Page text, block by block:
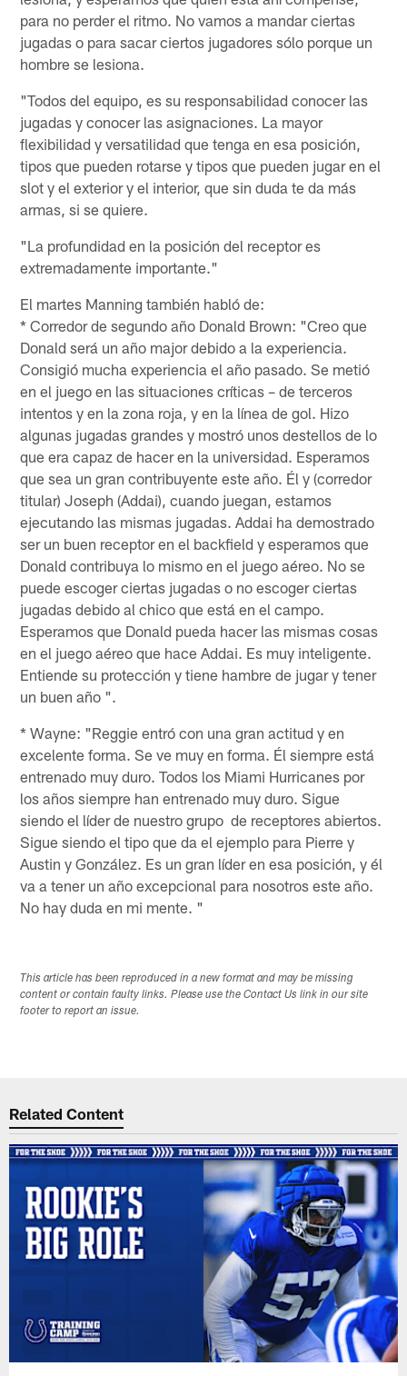
para no perder el ritmo. No vamos a mandar ciertas
jugadas o para sacar ciertos jugadores sólo porque un
hombre se lesiona.
"Todos del equipo, es su responsabilidad conocer las
jugadas y conocer las asignaciones. La mayor
flexibilidad y versatilidad que tenga en esa posición,
tipos que pueden rotarse y tipos que pueden jugar en el
slot y el exterior y el interior, que sin duda te da más
armas, si se quiere.
"La profundidad en la posición del receptor es
extremadamente importante."
El martes Manning también habló de:
* Corredor de segundo año Donald Brown: "Creo que
Donald será un año major debido a la experiencia.
Consigió mucha experiencia el año pasado. Se metió
en el juego en las situaciones críticas – de terceros
intentos y en la zona roja, y en la línea de gol. Hizo
algunas jugadas grandes y mostró unos destellos de lo
que era capaz de hacer en la universidad. Esperamos
que sea un gran contribuyente este año. Él y (corredor
titular) Joseph (Addai), cuando juegan, estamos
ejecutando las mismas jugadas. Addai ha demostrado
ser un buen receptor en el backfield y esperamos que
Donald contribuya lo mismo en el juego aéreo. No se
puede escoger ciertas jugadas o no escoger ciertas
jugadas debido al chico que está en el campo.
Esperamos que Donald pueda hacer las mismas cosas
en el juego aéreo que hace Addai. Es muy inteligente.
Entiende su protección y tiene hambre de jugar y tener
un buen año ".
* Wayne: "Reggie entró con una gran actitud y en
excelente forma. Se ve muy en forma. Él siempre está
entrenado muy duro. Todos los Miami Hurricanes por
los años siempre han entrenado muy duro. Sigue
siendo el líder de nuestro grupo de receptores abiertos.
Sigue siendo el tipo que da el ejemplo para Pierre y
Austin y González. Es un gran líder en esa posición, y él
va a tener un año excepcional para nosotros este año.
No hay duda en mi mente. "
This article has been reproduced in a new format and may be missing
content or contain faulty links. Please use the Contact Us link in our site
footer to report an issue.
Related Content